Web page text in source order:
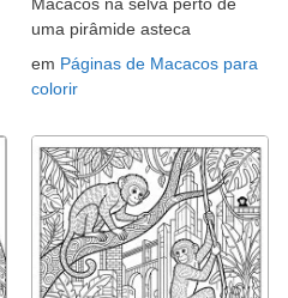
Macacos na selva perto de
uma pirâmide asteca
em Páginas de Macacos para
colorir